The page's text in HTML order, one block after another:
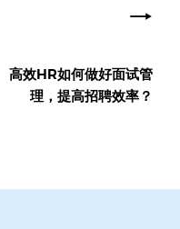
高效HR如何做好面试管
理，提高招聘效率？